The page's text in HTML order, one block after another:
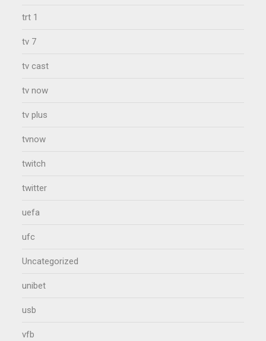
trt 1
tv 7
tv cast
tv now
tv plus
tvnow
twitch
twitter
uefa
ufc
Uncategorized
unibet
usb
vfb